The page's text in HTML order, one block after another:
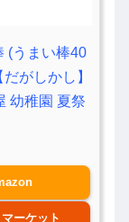
(うまい棒40
がしかし】
幼稚園 夏祭
ーケット